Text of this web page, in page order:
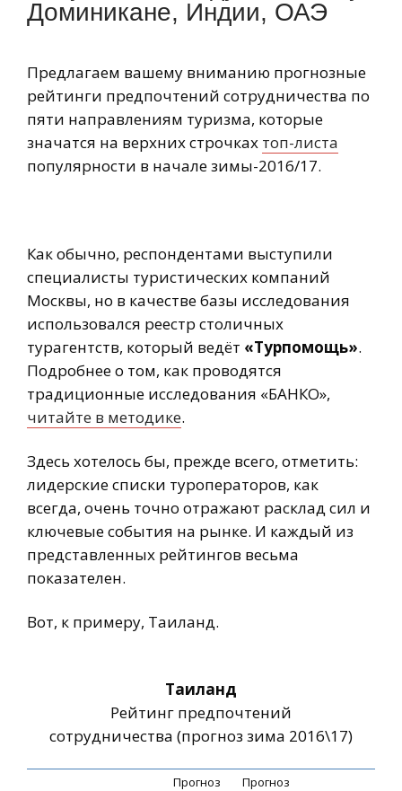
Доминикане, Индии, ОАЭ
Предлагаем вашему вниманию прогнозные
рейтинги предпочтений сотрудничества по
пяти направлениям туризма, которые
значатся на верхних строчках топ-листа
популярности в начале зимы-2016/17.
Как обычно, респондентами выступили
специалисты туристических компаний
Москвы, но в качестве базы исследования
использовался реестр столичных
турагентств, который ведёт «Турпомощь».
Подробнее о том, как проводятся
традиционные исследования «БАНКО»,
читайте в методике.
Здесь хотелось бы, прежде всего, отметить:
лидерские списки туроператоров, как
всегда, очень точно отражают расклад сил и
ключевые события на рынке. И каждый из
представленных рейтингов весьма
показателен.
Вот, к примеру, Таиланд.
Таиланд
Рейтинг предпочтений
сотрудничества (прогноз зима 2016\17)
Прогноз
Прогноз